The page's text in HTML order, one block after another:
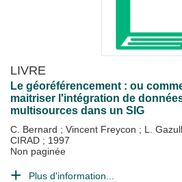
LIVRE
Le géoréférencement : ou
maitriser l'intégration de
multisources dans un SIG
C. Bernard ; Vincent Freycon ; L. Gazull
CIRAD ; 1997
Non paginée
Plus d'information...